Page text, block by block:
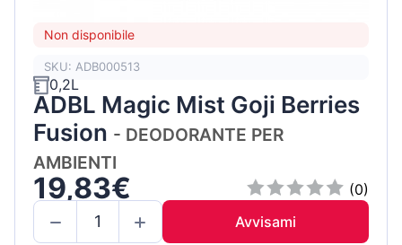
Non disponibile
SKU: ADB000513
0,2L
ADBL Magic Mist Goji Berries
Fusion - DEODORANTE PER
AMBIENTI
19,83€
(0)
Avvisami